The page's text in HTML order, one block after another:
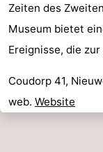
Zeiten des
Museum bietet
Ereignisse, die zur
Coudorp 41,
web. Website